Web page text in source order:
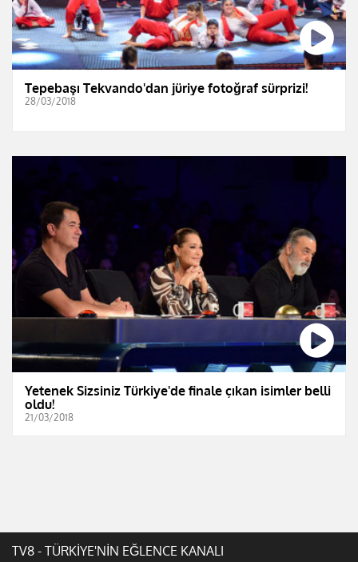
Tepebaşı Tekvando'dan jüriye fotoğraf sürprizi!
28/03/2018
Yetenek Sizsiniz Türkiye'de finale çıkan isimler belli
oldu!
21/03/2018
TV8 - TÜRKİYE'NİN EĞLENCE KANALI